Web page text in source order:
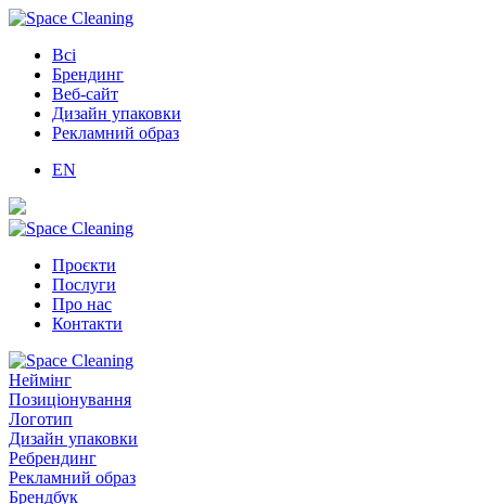
Всі
Брендинг
Веб-сайт
Дизайн упаковки
Рекламний образ
EN
Проєкти
Послуги
Про нас
Контакти
Неймінг
Позиціонування
Логотип
Дизайн упаковки
Ребрендинг
Рекламний образ
Брендбук